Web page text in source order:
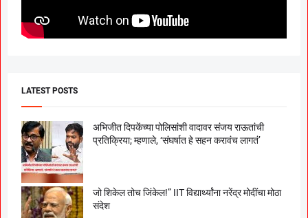
LATEST POSTS
अभिजीत दिपकेंच्या पोलिसांशी वादावर संजय राऊतांची
प्रतिक्रिया; म्हणाले, ‘संघर्षात हे सहन करावंच लागतं’
जो शिकेल तोच जिंकेल!” IIT विद्यार्थ्यांना नरेंद्र मोदींचा मोठा
संदेश